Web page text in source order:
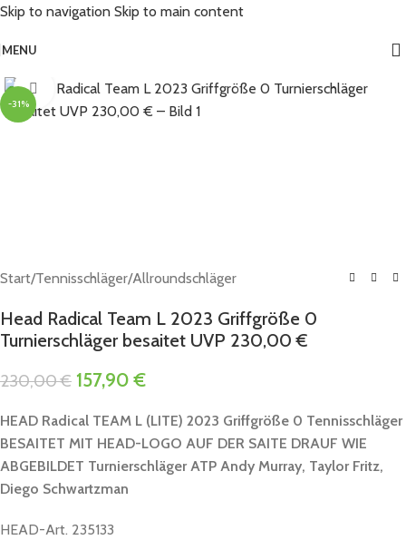
Skip to navigation Skip to main content
MENU
-31%
Click to enlarge
Start/Tennisschläger/Allroundschläger
Head Radical Team L 2023 Griffgröße 0
Turnierschläger besaitet UVP 230,00 €
230,00€ 157,90€
HEAD Radical TEAM L (LITE) 2023 Griffgröße 0 Tennisschläger
BESAITET MIT HEAD-LOGO AUF DER SAITE DRAUF WIE
ABGEBILDET Turnierschläger ATP Andy Murray, Taylor Fritz,
Diego Schwartzman
HEAD-Art. 235133